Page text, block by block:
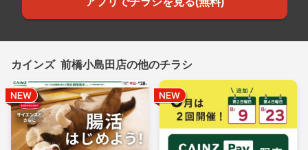
カインズ 前橋小島田店の他のチラシ